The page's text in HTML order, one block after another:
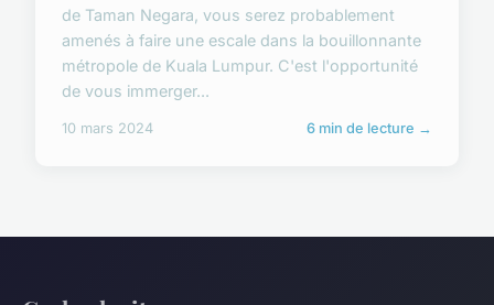
de Taman Negara, vous serez probablement
amenés à faire une escale dans la bouillonnante
métropole de Kuala Lumpur. C'est l'opportunité
de vous immerger...
10 mars 2024 6 min de lecture →